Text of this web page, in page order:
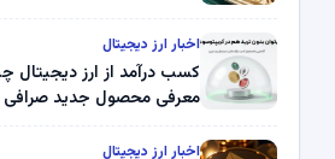
اخبار ارز دیجیتال
کسب درآمد از ارز
معرفی محصول جدید
اخبار ارز دیجیتال